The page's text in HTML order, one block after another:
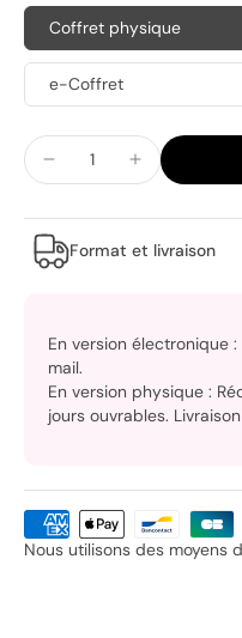
Coffret physique
e-Coffret
Format et livraison
En version électronique
mail.
En version physique :
jours ouvrables.
Nous utilisons des moyens